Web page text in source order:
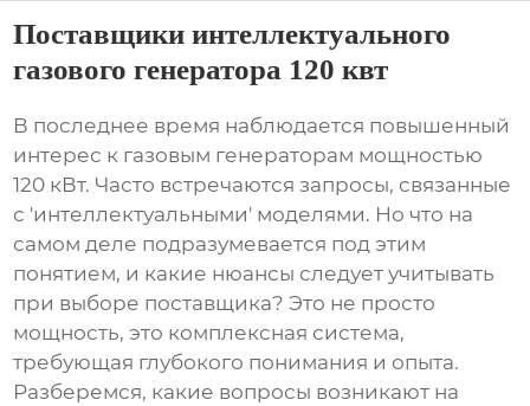
Поставщики интеллектуального
газового генератора 120 квт
В последнее время наблюдается повышенный
интерес к газовым генераторам мощностью
120 кВт. Часто встречаются запросы, связанные
с 'интеллектуальными' моделями. Но что на
самом деле подразумевается под этим
понятием, и какие нюансы следует учитывать
при выборе поставщика? Это не просто
мощность, это комплексная система,
требующая глубокого понимания и опыта.
Разберемся, какие вопросы возникают на